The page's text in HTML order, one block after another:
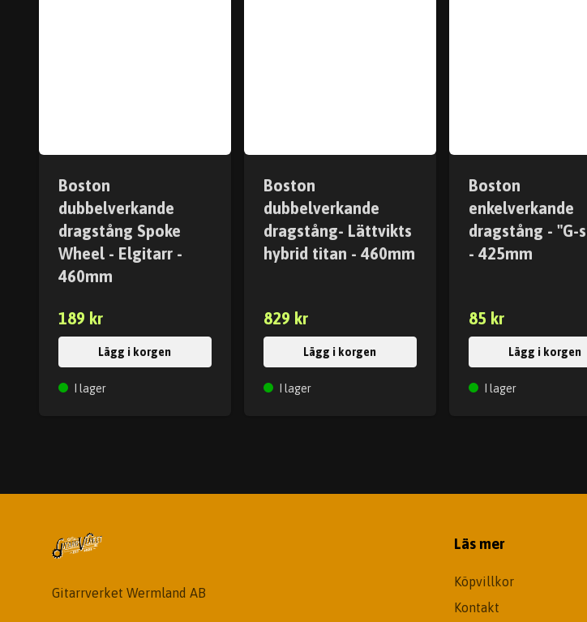
Boston
dubbelverkande
dragstång Spoke
Wheel - Elgitarr -
460mm
189 kr
Lägg i korgen
I lager
Boston
dubbelverkande
dragstång- Lättvikts
hybrid titan - 460mm
829 kr
Lägg i korgen
I lager
Boston
enkelverkande
dragstång - "G-
- 425mm
85 kr
Lägg i korgen
I lager
Gitarrverket Wermland AB
Läs mer
Köpvillkor
Kontakt